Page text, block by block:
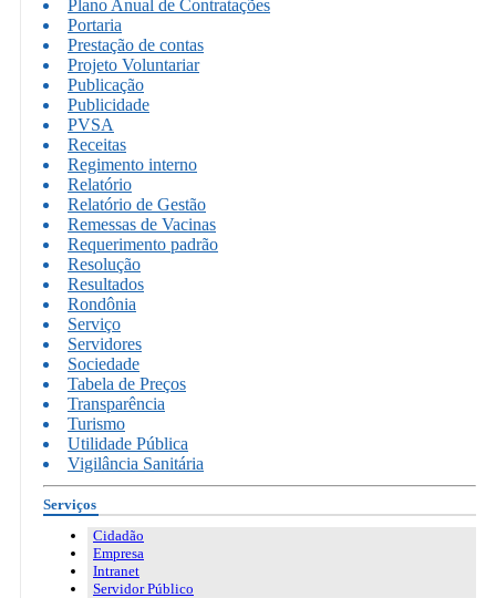
Plano Anual de Contratações
Portaria
Prestação de contas
Projeto Voluntariar
Publicação
Publicidade
PVSA
Receitas
Regimento interno
Relatório
Relatório de Gestão
Remessas de Vacinas
Requerimento padrão
Resolução
Resultados
Rondônia
Serviço
Servidores
Sociedade
Tabela de Preços
Transparência
Turismo
Utilidade Pública
Vigilância Sanitária
Serviços
Cidadão
Empresa
Intranet
Servidor Público